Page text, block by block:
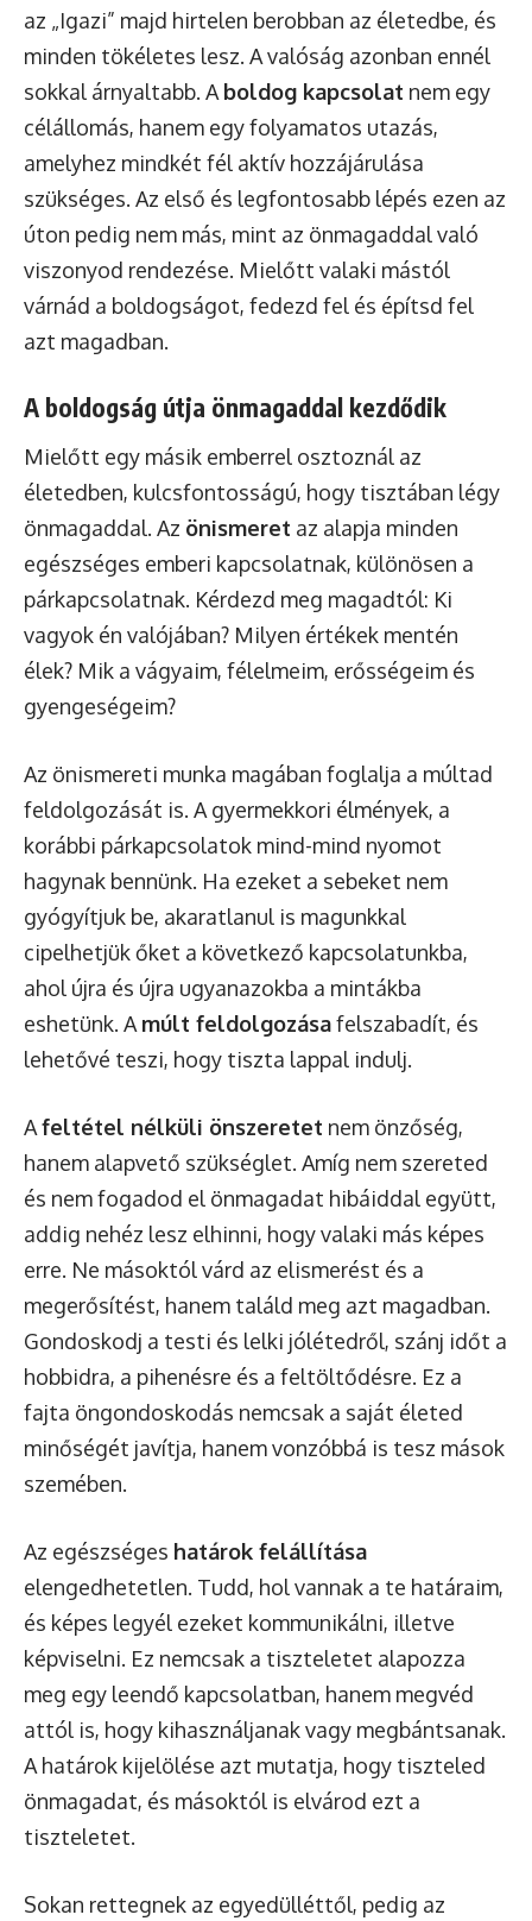
az „Igazi” majd hirtelen berobban az életedbe, és
minden tökéletes lesz. A valóság azonban ennél
sokkal árnyaltabb. A boldog kapcsolat nem egy
célállomás, hanem egy folyamatos utazás,
amelyhez mindkét fél aktív hozzájárulása
szükséges. Az első és legfontosabb lépés ezen az
úton pedig nem más, mint az önmagaddal való
viszonyod rendezése. Mielőtt valaki mástól
várnád a boldogságot, fedezd fel és építsd fel
azt magadban.
A boldogság útja önmagaddal kezdődik
Mielőtt egy másik emberrel osztoznál az
életedben, kulcsfontosságú, hogy tisztában légy
önmagaddal. Az önismeret az alapja minden
egészséges emberi kapcsolatnak, különösen a
párkapcsolatnak. Kérdezd meg magadtól: Ki
vagyok én valójában? Milyen értékek mentén
élek? Mik a vágyaim, félelmeim, erősségeim és
gyengeségeim?
Az önismereti munka magában foglalja a múltad
feldolgozását is. A gyermekkori élmények, a
korábbi párkapcsolatok mind-mind nyomot
hagynak bennünk. Ha ezeket a sebeket nem
gyógyítjuk be, akaratlanul is magunkkal
cipelhetjük őket a következő kapcsolatunkba,
ahol újra és újra ugyanazokba a mintákba
eshetünk. A múlt feldolgozásafelszabadít, és
lehetővé teszi, hogy tiszta lappal indulj.
Afeltétel nélküli önszeretet nem önzőség,
hanem alapvető szükséglet. Amíg nem szereted
és nem fogadod el önmagadat hibáiddal együtt,
addig nehéz lesz elhinni, hogy valaki más képes
erre. Ne másoktól várd az elismerést és a
megerősítést, hanem találd meg azt magadban.
Gondoskodj a testi és lelki jólétedről, szánj időt a
hobbidra, a pihenésre és a feltöltődésre. Ez a
fajta öngondoskodás nemcsak a saját életed
minőségét javítja, hanem vonzóbbá is tesz mások
szemében.
Az egészséges határok felállítása
elengedhetetlen. Tudd, hol vannak a te határaim,
és képes legyél ezeket kommunikálni, illetve
képviselni. Ez nemcsak a tiszteletet alapozza
meg egy leendő kapcsolatban, hanem megvéd
attól is, hogy kihasználjanak vagy megbántsanak.
A határok kijelölése azt mutatja, hogy tiszteled
önmagadat, és másoktól is elvárod ezt a
tiszteletet.
Sokan rettegnek az egyedülléttől, pedig az